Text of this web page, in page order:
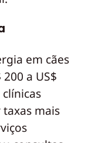
em cães
a US$
mais